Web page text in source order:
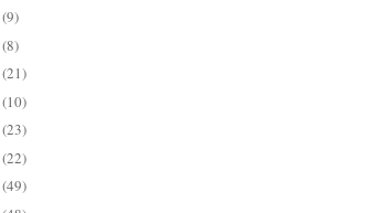
(9)
(8)
(21)
(10)
(23)
(22)
(49)